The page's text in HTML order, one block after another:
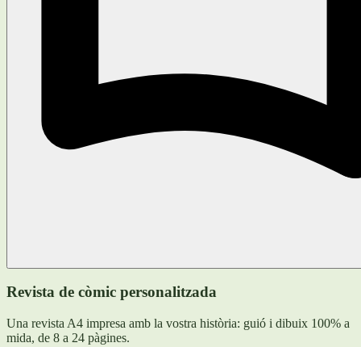
Revista de còmic personalitzada
Una revista A4 impresa amb la vostra història: guió i dibuix 100% a
mida, de 8 a 24 pàgines.